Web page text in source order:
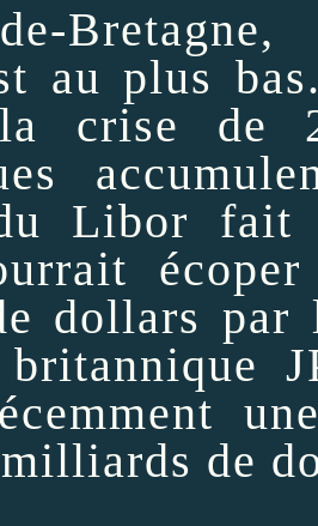
au plus
crise de
Libor
dollars par
de